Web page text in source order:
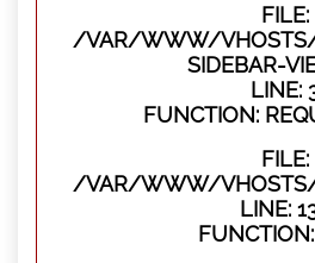
FILE:
/VAR/WWW/VHOSTS/
SIDEBAR-
LINE:
FUNCTION:
FILE:
/VAR/WWW/VHOSTS/
LINE: